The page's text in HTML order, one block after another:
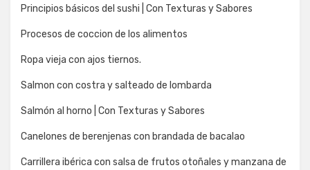
Principios básicos del sushi | Con Texturas y Sabores
Procesos de coccion de los alimentos
Ropa vieja con ajos tiernos.
Salmon con costra y salteado de lombarda
Salmón al horno | Con Texturas y Sabores
Canelones de berenjenas con brandada de bacalao
Carrillera ibérica con salsa de frutos otoñales y manzana de